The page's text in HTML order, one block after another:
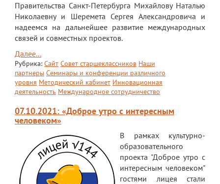
Правительства Санкт-Петербурга Михайлову Наталью
Николаевну и Шеремета Сергея Александровича и
надеемся на дальнейшее развитие международных
связей и совместных проектов.
Далее...
Рубрика: Сайт Совет старшеклассников Наши
партнеры Семинары и конференции различного
уровня Методический кабинет Инновационная
деятельность Международное сотрудничество
07.10.2021: «Доброе утро с интересным
человеком»
В рамках культурно-
образовательного
проекта "Доброе утро с
интересным человеком"
гостями лицея стали